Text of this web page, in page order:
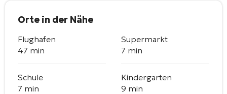
Orte in der Nähe
Flughafen
47 min
Supermarkt
7 min
Schule
7 min
Kindergarten
9 min